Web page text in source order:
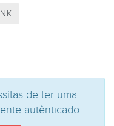
de ter uma
autênticado.